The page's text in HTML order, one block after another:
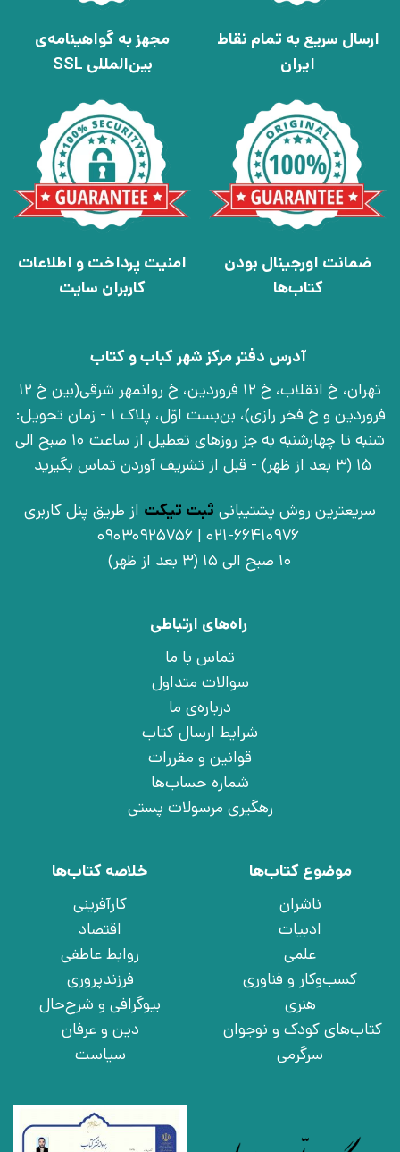
ارسال سریع به تمام نقاط
ایران
مجهز به گواهینامه‌ی
بین‌المللی SSL
ضمانت اورجینال بودن
کتاب‌ها
امنیت پرداخت و اطلاعات
کاربران سایت
آدرس دفتر مرکز شهر کباب و کتاب
تهران، خ انقلاب، خ 12 فروردین، خ روانمهر شرقی(بین خ 12
فروردین و خ فخر رازی)، بن‌بست اوّل، پلاک 1 - زمان تحویل:
شنبه تا چهارشنبه به جز روزهای تعطیل از ساعت 10 صبح الی
15 (3 بعد از ظهر) - قبل از تشریف آوردن تماس بگیرید
سریعترین روش پشتیبانی ثبت تیکت از طریق پنل کاربری
021-66410976 | 09030925756
10 صبح الی 15 (3 بعد از ظهر)
راه‌های ارتباطی
تماس با ما
سوالات متداول
درباره‌ی ما
شرایط ارسال کتاب
قوانین و مقررات
شماره حساب‌ها
رهگیری مرسولات پستی
موضوع کتاب‌ها
ناشران
ادبیات
علمی
کسب‌وکار و فناوری
هنری
کتاب‌های کودک و نوجوان
سرگرمی
خلاصه کتاب‌ها
کارآفرینی
اقتصاد
روابط عاطفی
فرزندپروری
بیوگرافی و شرح‌حال
دین و عرفان
سیاست